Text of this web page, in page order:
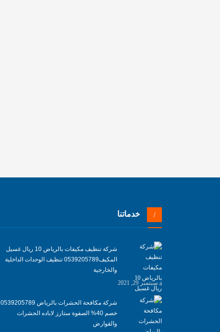
خدماتنا
شركة تنظيف مكيفات بالرياض 10 ريال غسيل
المكيف0539205789 تنظيف الوحدات الداخلية
والخارجية
سبتمبر 29, 2021
شركة مكافحة الحشرات بالرياض 0539205789
خصم 40% الصفوة ستارز لاباده الحشرات
والقوارض